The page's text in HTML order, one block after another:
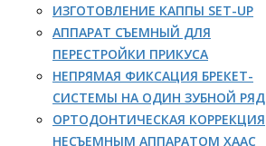
ИЗГОТОВЛЕНИЕ КАППЫ SET-UP
АППАРАТ СЪЕМНЫЙ ДЛЯ
ПЕРЕСТРОЙКИ ПРИКУСА
НЕПРЯМАЯ ФИКСАЦИЯ БРЕКЕТ-
СИСТЕМЫ НА ОДИН ЗУБНОЙ РЯД
ОРТОДОНТИЧЕСКАЯ КОРРЕКЦИЯ
НЕСЪЕМНЫМ АППАРАТОМ ХААС